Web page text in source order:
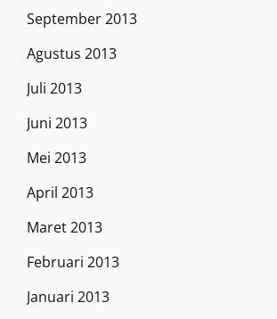
September 2013
Agustus 2013
Juli 2013
Juni 2013
Mei 2013
April 2013
Maret 2013
Februari 2013
Januari 2013